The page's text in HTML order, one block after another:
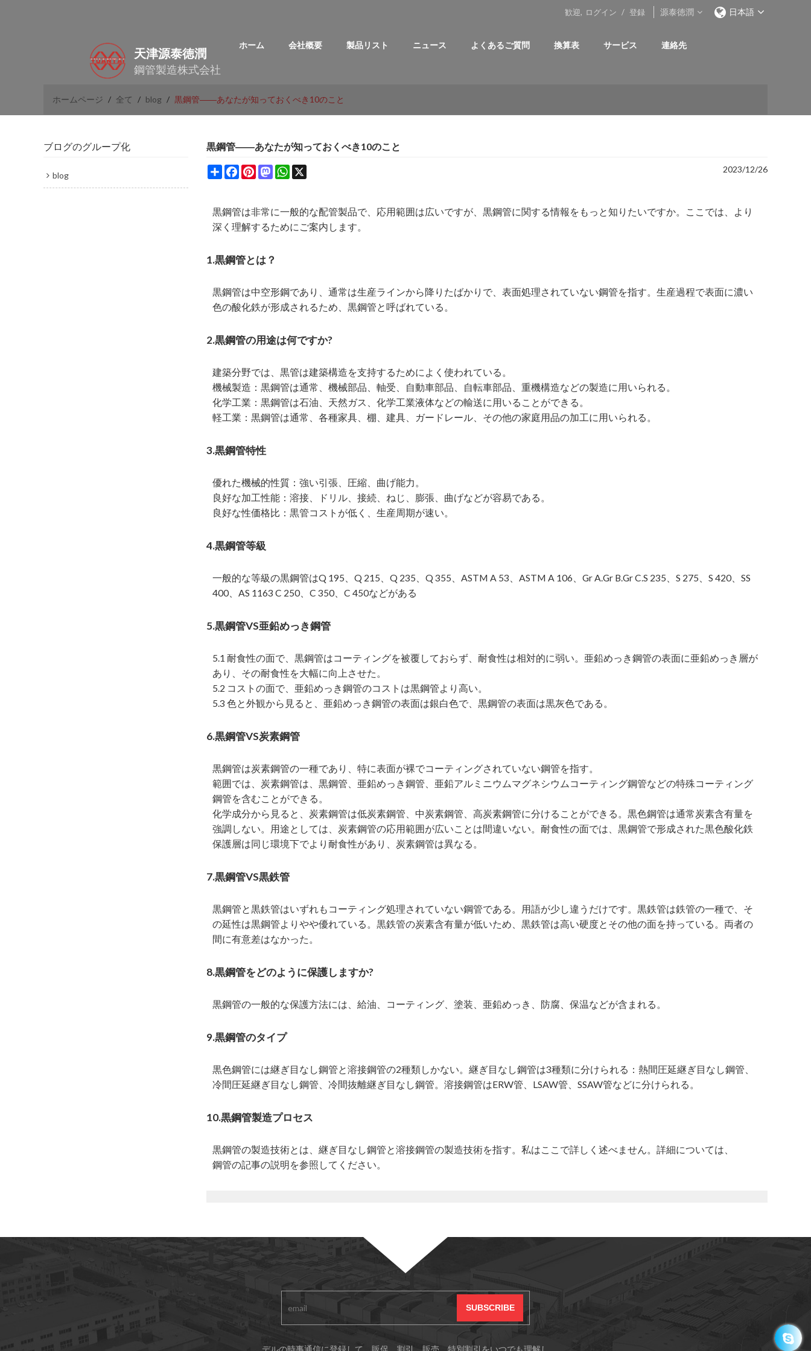
天津源泰徳潤
鋼管製造株式会社
歓迎, ログイン / 登録 源泰徳潤 日本語
ホーム 会社概要 製品リスト ニュース よくあるご質問 換算表 サービス 連絡先
ホームページ / 全て / blog / 黒鋼管――あなたが知っておくべき10のこと
ブログのグループ化
blog
黒鋼管――あなたが知っておくべき10のこと
ShareFacebookPinterestMastodonWhatsApp 2023/12/26
黒鋼管は非常に一般的な配管製品で、応用範囲は広いですが、黒鋼管に関する情報をもっと知りたいですか。ここでは、より
深く理解するためにご案内します。
1.黒鋼管とは？
黒鋼管は中空形鋼であり、通常は生産ラインから降りたばかりで、表面処理されていない鋼管を指す。生産過程で表面に濃い
色の酸化鉄が形成されるため、黒鋼管と呼ばれている。
2.黒鋼管の用途は何ですか?
建築分野では、黒管は建築構造を支持するためによく使われている。
機械製造：黒鋼管は通常、機械部品、軸受、自動車部品、自転車部品、重機構造などの製造に用いられる。
化学工業：黒鋼管は石油、天然ガス、化学工業液体などの輸送に用いることができる。
軽工業：黒鋼管は通常、各種家具、棚、建具、ガードレール、その他の家庭用品の加工に用いられる。
3.黒鋼管特性
優れた機械的性質：強い引張、圧縮、曲げ能力。
良好な加工性能：溶接、ドリル、接続、ねじ、膨張、曲げなどが容易である。
良好な性価格比：黒管コストが低く、生産周期が速い。
4.黒鋼管等級
一般的な等級の黒鋼管はQ 195、Q 215、Q 235、Q 355、ASTM A 53、ASTM A 106、Gr A.Gr B.Gr C.S 235、S 275、S 420、SS
400、AS 1163 C 250、C 350、C 450などがある
5.黒鋼管VS亜鉛めっき鋼管
5.1 耐食性の面で、黒鋼管はコーティングを被覆しておらず、耐食性は相対的に弱い。亜鉛めっき鋼管の表面に亜鉛めっき層が
あり、その耐食性を大幅に向上させた。
5.2 コストの面で、亜鉛めっき鋼管のコストは黒鋼管より高い。
5.3 色と外観から見ると、亜鉛めっき鋼管の表面は銀白色で、黒鋼管の表面は黒灰色である。
6.黒鋼管VS炭素鋼管
黒鋼管は炭素鋼管の一種であり、特に表面が裸でコーティングされていない鋼管を指す。
範囲では、炭素鋼管は、黒鋼管、亜鉛めっき鋼管、亜鉛アルミニウムマグネシウムコーティング鋼管などの特殊コーティング
鋼管を含むことができる。
化学成分から見ると、炭素鋼管は低炭素鋼管、中炭素鋼管、高炭素鋼管に分けることができる。黒色鋼管は通常炭素含有量を
強調しない。用途としては、炭素鋼管の応用範囲が広いことは間違いない。耐食性の面では、黒鋼管で形成された黒色酸化鉄
保護層は同じ環境下でより耐食性があり、炭素鋼管は異なる。
7.黒鋼管VS黒鉄管
黒鋼管と黒鉄管はいずれもコーティング処理されていない鋼管である。用語が少し違うだけです。黒鉄管は鉄管の一種で、そ
の延性は黒鋼管よりやや優れている。黒鉄管の炭素含有量が低いため、黒鉄管は高い硬度とその他の面を持っている。両者の
間に有意差はなかった。
8.黒鋼管をどのように保護しますか?
黒鋼管の一般的な保護方法には、給油、コーティング、塗装、亜鉛めっき、防腐、保温などが含まれる。
9.黒鋼管のタイプ
黒色鋼管には継ぎ目なし鋼管と溶接鋼管の2種類しかない。継ぎ目なし鋼管は3種類に分けられる：熱間圧延継ぎ目なし鋼管、
冷間圧延継ぎ目なし鋼管、冷間抜離継ぎ目なし鋼管。溶接鋼管はERW管、LSAW管、SSAW管などに分けられる。
10.黒鋼管製造プロセス
黒鋼管の製造技術とは、継ぎ目なし鋼管と溶接鋼管の製造技術を指す。私はここで詳しく述べません。詳細については、
鋼管の記事の説明を参照してください。